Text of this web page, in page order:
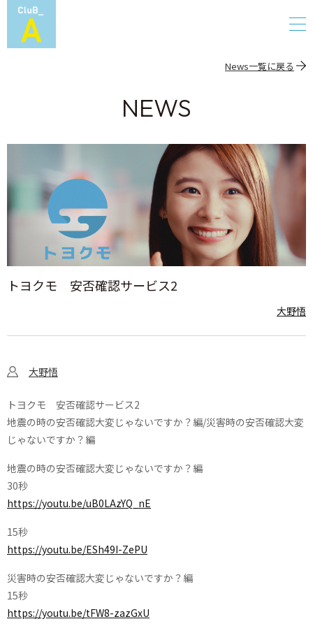
News一覧に戻る
NEWS
トヨクモ 安否確認サービス2
大野悟
大野悟
トヨクモ 安否確認サービス2
地震の時の安否確認大変じゃないですか？編/災害時の安否確認大変
じゃないですか？編
地震の時の安否確認大変じゃないですか？編
30秒
https://youtu.be/uB0LAzYQ_nE
15秒
https://youtu.be/ESh49I-ZePU
災害時の安否確認大変じゃないですか？編
15秒
https://youtu.be/tFW8-zazGxU